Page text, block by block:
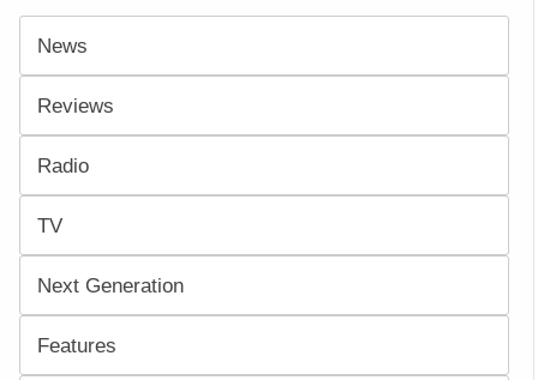
News
Reviews
Radio
TV
Next Generation
Features